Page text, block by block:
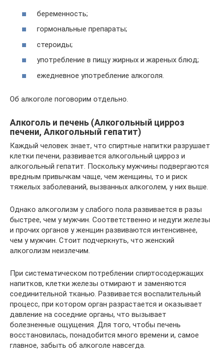
беременность;
гормональные препараты;
стероиды;
употребление в пищу жирных и жареных блюд;
ежедневное употребление алкоголя.
Об алкоголе поговорим отдельно.
Алкоголь и печень (Алкогольный цирроз
печени, Алкогольный гепатит)
Каждый человек знает, что спиртные напитки разрушает
клетки печени, развивается алкогольный цирроз и
алкогольный гепатит. Поскольку мужчины подвергаются
вредным привычкам чаще, чем женщины, то и риск
тяжелых заболеваний, вызванных алкоголем, у них выше.
Однако алкоголизм у слабого пола развивается в разы
быстрее, чем у мужчин. Соответственно и недуги железы
и прочих органов у женщин развиваются интенсивнее,
чем у мужчин. Стоит подчеркнуть, что женский
алкоголизм неизлечим.
При систематическом потреблении спиртосодержащих
напитков, клетки железы отмирают и заменяются
соединительной тканью. Развивается воспалительный
процесс, при котором орган разрастается и оказывает
давление на соседние органы, что вызывает
болезненные ощущения. Для того, чтобы печень
восстановилась, понадобится много времени и, самое
главное, забыть об алкоголе навсегда.